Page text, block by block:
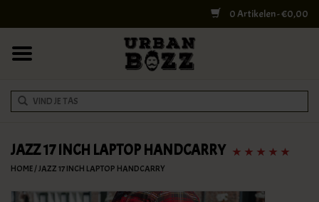
0 Artikelen - €0,00
COLLEGE BAGS
RUGZAKKEN
JAZZ 17 INCH LAPTOP HANDCARRY
HOME/JAZZ 17 INCH LAPTOP HANDCARRY